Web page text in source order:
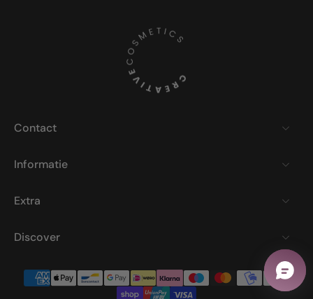
Contact
Informatie
Extra
Discover